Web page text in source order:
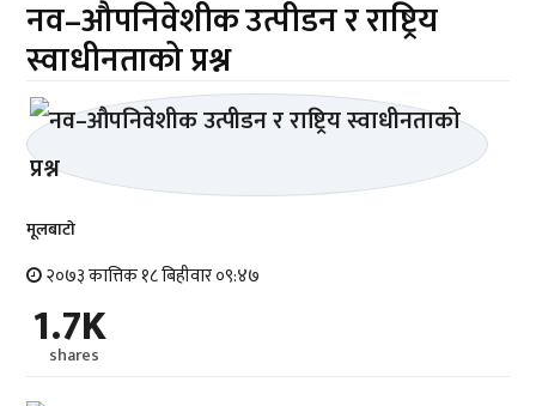
नव–औपनिवेशीक उत्पीडन र राष्ट्रिय
स्वाधीनताको प्रश्न
मूलबाटाे
२०७३ कात्तिक १८ बिहीवार ०९:४७
1.7K
shares